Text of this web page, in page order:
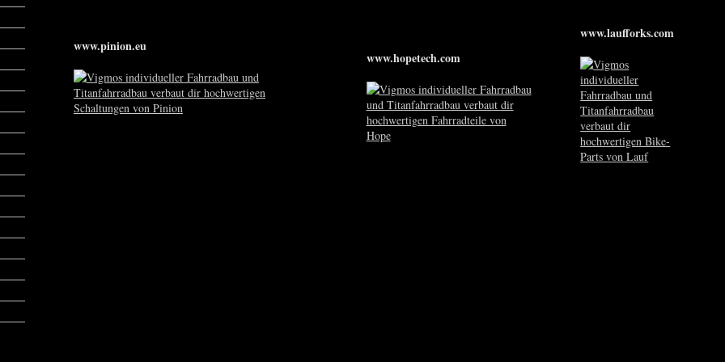
www.pinion.eu
www.hopetech.com
www.laufforks.com